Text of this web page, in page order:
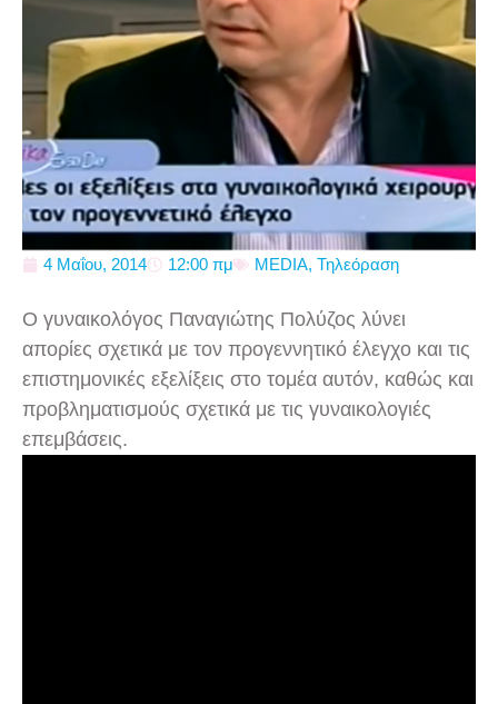
4 Μαΐου, 2014 12:00 πμ MEDIA, Τηλεόραση
Ο γυναικολόγος Παναγιώτης Πολύζος λύνει
απορίες σχετικά με τον προγεννητικό έλεγχο και τις
επιστημονικές εξελίξεις στο τομέα αυτόν, καθώς και
προβληματισμούς σχετικά με τις γυναικολογιές
επεμβάσεις.